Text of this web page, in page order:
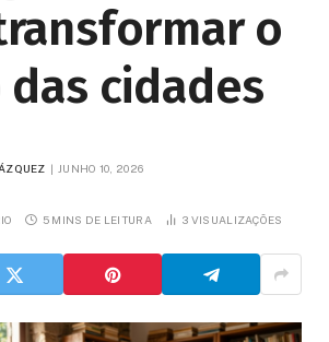
o
cidades
JUNHO 10, 2026
5 MINS DE LEITURA 3 VISUALIZAÇÕES